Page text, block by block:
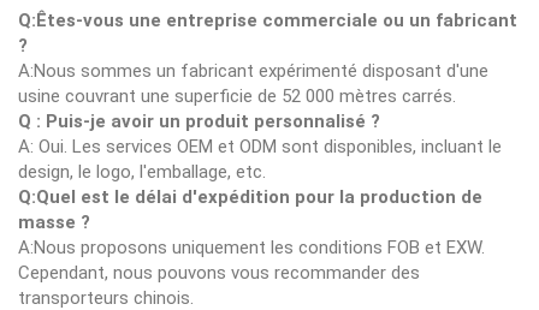
Q:Êtes-vous une entreprise commerciale ou un fabricant
?
A:Nous sommes un fabricant expérimenté disposant d'une
usine couvrant une superficie de 52 000 mètres carrés.
Q : Puis-je avoir un produit personnalisé ?
A: Oui. Les services OEM et ODM sont disponibles, incluant le
design, le logo, l'emballage, etc.
Q:Quel est le délai d'expédition pour la production de
masse ?
A:Nous proposons uniquement les conditions FOB et EXW.
Cependant, nous pouvons vous recommander des
transporteurs chinois.